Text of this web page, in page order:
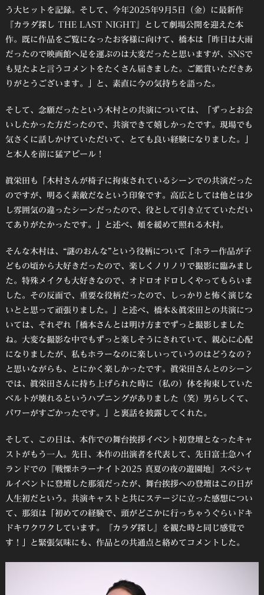
う大ヒットを記録。そして、今年2025年9月5日（金）に最新作
『カラダ探し THE LAST NIGHT』として劇場公開を迎えた本
作。既に作品をご覧になったお客様に向けて、橋本は「昨日は大雨
だったので映画館へ足を運ぶのは大変だったと思いますが、SNSで
も見たよと言うコメントをたくさん届きました。ご鑑賞いただきあ
りがとうございます。」と、素直に今の気持ちを語った。
そして、念願だったという木村との共演については、「ずっとお会
いしたかった方だったので、共演できて嬉しかったです。現場でも
気さくに話しかけていただいて、とても良い経験になりました。」
と本人を前に猛アピール！
眞栄田も「木村さんが椅子に拘束されているシーンでの共演だった
のですが、明るく素敵だなという印象です。高広としては他とは少
し雰囲気の違ったシーンだったので、役として引き立てていただい
てありがたかったです。」と述べ、頬を緩めて照れる木村。
そんな木村は、“謎のおんな”という役柄について「ホラー作品が子
どもの頃から大好きだったので、楽しくノリノリで撮影に臨みまし
た。特殊メイクも大好きなので、オドロオドロしくやってもらいま
した。その反面で、重要な役柄だったので、しっかりと怖く演じな
いとと思って頑張りました。」と述べ、橋本＆眞栄田との共演につ
いては、それぞれ「橋本さんとは明け方までずっと撮影しました
ね。大変な撮影な中でもずっと楽しそうにされていて、親心に心配
になりましたが、私もホラーなのに楽しいっていうのはどうなの？
と思いながらも、とにかく楽しかったです。眞栄田さんとのシーン
では、眞栄田さんに持ち上げられた時に（私の）体を拘束していた
ベルトが壊れるというハプニングがありました（笑）男らしくて、
パワーがすごかったです。」と裏話を披露してくれた。
そして、この日は、本作での舞台挨拶イベント初登壇となったキャ
ストがもう一人。先日、本作の出演者を代表して、先日富士急ハイ
ランドでの『戦慄ホラーナイト2025 真夏の夜の遊園地』スペシャ
ルイベントに登壇した那須だったが、舞台挨拶への登壇はこの日が
人生初だという。共演キャストと共にステージに立った感想につい
て、那須は「初めての経験で、頭がどこかに行っちゃうぐらいドキ
ドキワクワクしています。『カラダ探し』を観た時と同じ感覚で
す！」と緊張気味にも、作品との共通点と絡めてコメントした。